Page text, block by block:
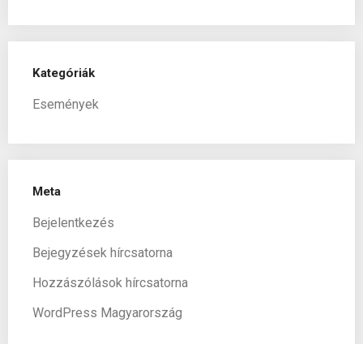
Kategóriák
Események
Meta
Bejelentkezés
Bejegyzések hírcsatorna
Hozzászólások hírcsatorna
WordPress Magyarország